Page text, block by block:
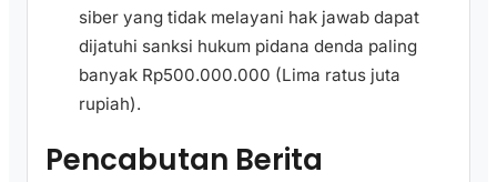
siber yang tidak melayani hak jawab dapat
dijatuhi sanksi hukum pidana denda paling
banyak Rp500.000.000 (Lima ratus juta
rupiah).
Pencabutan Berita